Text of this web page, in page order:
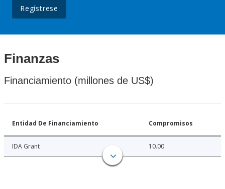
Regístrese
Finanzas
Financiamiento (millones de US$)
Entidad De Financiamiento Compromisos
IDA Grant 10.00